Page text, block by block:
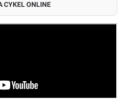
CYKEL ONLINE